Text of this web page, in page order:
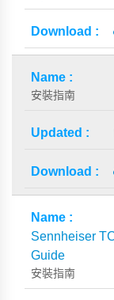
安裝指南
Sennheiser
Guide
安裝指南